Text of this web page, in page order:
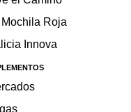
Roja
Innova